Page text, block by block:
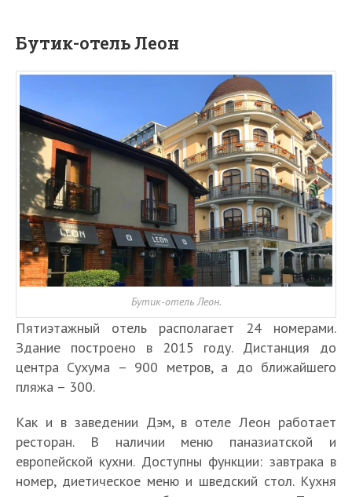
Бутик-отель Леон
Бутик-отель Леон.
Пятиэтажный отель располагает 24 номерами.
Здание построено в 2015 году. Дистанция до
центра Сухума – 900 метров, а до ближайшего
пляжа – 300.
Как и в заведении Дэм, в отеле Леон работает
ресторан. В наличии меню паназиатской и
европейской кухни. Доступны функции: завтрака в
номер, диетическое меню и шведский стол. Кухня